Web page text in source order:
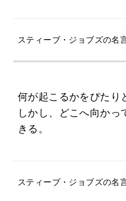
スティーブ・ジョブズの名
何が起こるかをぴたり
しかし、どこへ向かっ
きる。
スティーブ・ジョブズの名